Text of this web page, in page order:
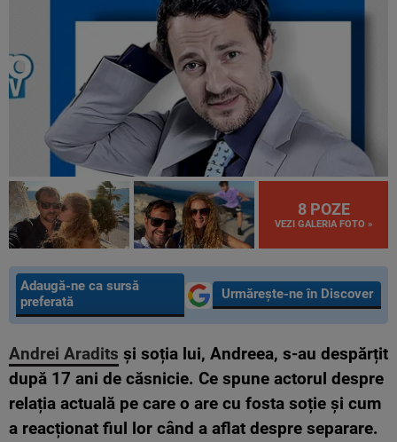
8 POZE
VEZI GALERIA FOTO »
Adaugă-ne ca sursă
preferată
Urmărește-ne în Discover
Andrei Aradits și soția lui, Andreea, s-au despărțit
după 17 ani de căsnicie. Ce spune actorul despre
relația actuală pe care o are cu fosta soție și cum
a reacționat fiul lor când a aflat despre separare.